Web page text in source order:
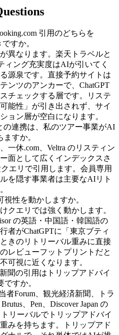
引用のどちらを
すか。
異なります。楽天トラベルと
ィング充実度はAIが引いてく
源泉です。直接予約サイトは
ンツのアンカーで、ChatGPT
チェックする層です。リステ
能性」が引き出されず、サイ
ョン層が空白になります。
の連携は、私のツアー事業がAI
すか。
一休.com、Veltra のリスティン
面として広くインデックスさ
エリで引用します。会員専用
を隠す事業者は主要なAIリト
性を動かしますか。
クエリでは強く動かします。
の英語・中国語・韓国語の
者がChatGPTに「東京ブティ
きのリトリーバル重みに直接
レビューフットプリントだと
可視に近くなります。
聞の引用はトリップアドバイ
すか。
者Forum、観光経済新聞、トラ
、Pen、Discover Japan の
リーバルでトリップアドバイ
みを持ちます。トリップアド